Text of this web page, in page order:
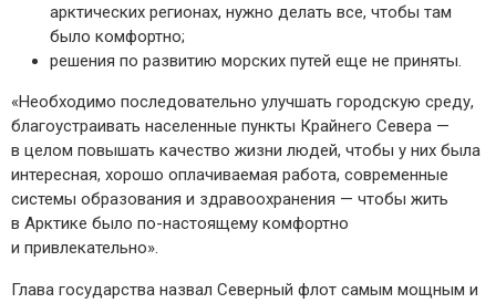
арктических регионах, нужно делать все, чтобы там
было комфортно;
решения по развитию морских путей еще не приняты.
«Необходимо последовательно улучшать городскую среду,
благоустраивать населенные пункты Крайнего Севера —
в целом повышать качество жизни людей, чтобы у них была
интересная, хорошо оплачиваемая работа, современные
системы образования и здравоохранения — чтобы жить
в Арктике было по-настоящему комфортно
и привлекательно».
Глава государства назвал Северный флот самым мощным и